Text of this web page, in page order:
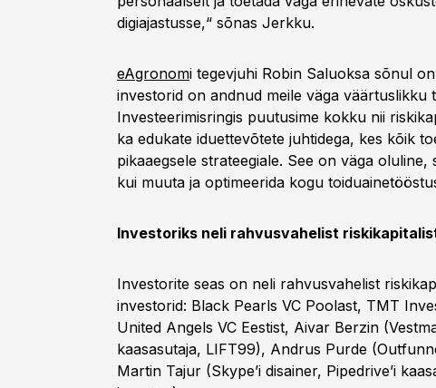
digiajastusse,“ sõnas Jerkku.
eAgronomi tegevjuhi Robin Saluoksa sõnul
investorid on andnud meile väga väärtuslikku
Investeerimisringis puutusime kokku nii
ka edukate iduettevõtete juhtidega, kes kõik
pikaaegsele strateegiale. See on väga
kui muuta ja optimeerida kogu
Investoriks neli rahvusvahelist
Investorite seas on neli rahvusvahelist
investorid: Black Pearls VC Poolast, TMT
United Angels VC Eestist, Aivar Berzin
kaasasutaja, LIFT99), Andrus Purde
Martin Tajur (Skype’i disainer, Pipedrive’i